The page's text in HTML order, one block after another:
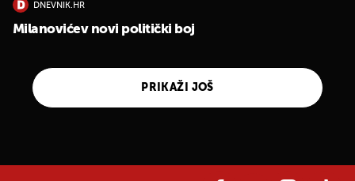
DNEVNIK.HR
Milanovićev novi politički boj
PRIKAŽI JOŠ